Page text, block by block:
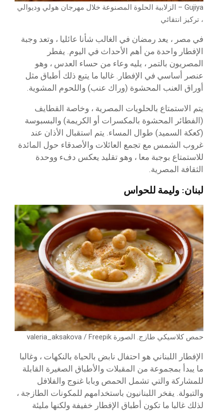
Gujiya – الزلابية الحلوة المصنوعة خلال مهرجان هولي وديوالي
، تركيز انتقائي
في مصر ، يعد رمضان في الغالب شأنا عائليا ، وتعد وجبة
الإفطار واحدة من أهم الأحداث في اليوم. يفطر
المصريون بالتمر ، يليه وعاء من حساء العدس ، وهو
عنصر أساسي في الإفطار. غالبا ما يتبع ذلك أطباق مثل
أوراق العنب المحشوة (وراك عنب) واللحوم المشوية.
يتم الاستمتاع بالحلويات المصرية ، وخاصة القطايف
(الفطائر المحشوة بالمكسرات أو الكريمة) والبسبوسة
(كعكة السميد) طوال المساء. يتم استقبال الأذان عند
غروب الشمس مع تجمع العائلات والأصدقاء حول المائدة
للاستمتاع بوجبة معا ، وهو تقليد يعكس دفء ووحدة
الثقافة المصرية.
لبنان: وليمة للحواس
حمص كلاسيكي طازج. الصورة valeria_aksakova / Freepik
الإفطار اللبناني هو احتفال نابض بالحياة بالنكهات ، وغالبا
ما يبدأ بمجموعة من المقبلات والأطباق الصغيرة القابلة
للمشاركة والتي تشمل الحمص وبابا غنوج والفلافل
والتبولة. يفخر اللبنانيون باستخدامهم للمكونات الطازجة ،
لذلك غالبا ما تكون أطباق الإفطار خفيفة ولكنها مليئة